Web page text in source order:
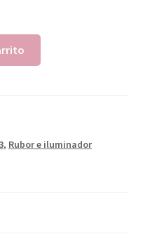
, Rubor e iluminador